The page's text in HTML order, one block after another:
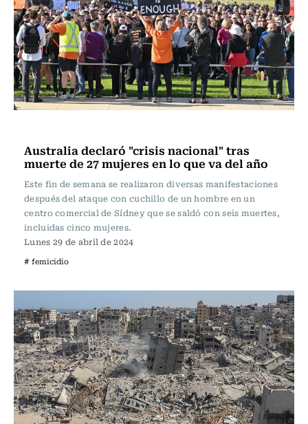
Australia declaró "crisis nacional" tras
muerte de 27 mujeres en lo que va del año
Este fin de semana se realizaron diversas manifestaciones
después del ataque con cuchillo de un hombre en un
centro comercial de Sídney que se saldó con seis muertes,
incluidas cinco mujeres.
Lunes 29 de abril de 2024
# femicidio